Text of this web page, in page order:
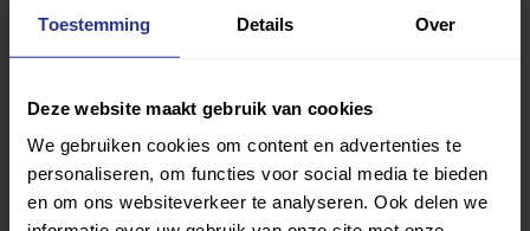
Toestemming Details Over
Deze website maakt gebruik van cookies
We gebruiken cookies om content en advertenties te
personaliseren, om functies voor social media te bieden
en om ons websiteverkeer te analyseren. Ook delen we
Let op:de beoordelingen zijn gebaseerd op de
ervaringen van gebruikers die de vragenlijst hebben